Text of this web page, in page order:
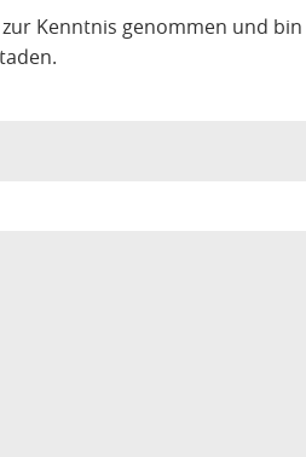
zur Kenntnis genommen und